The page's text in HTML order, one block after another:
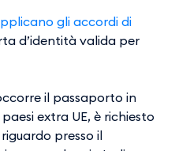
gli accordi di
d’identità valida per
il passaporto in
extra UE, è richiesto
presso il